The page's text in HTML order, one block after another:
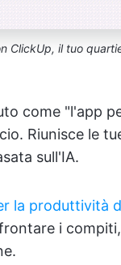
ClickUp, il tuo
come "l'app
Riunisce le
sull'IA.
la produttività
i